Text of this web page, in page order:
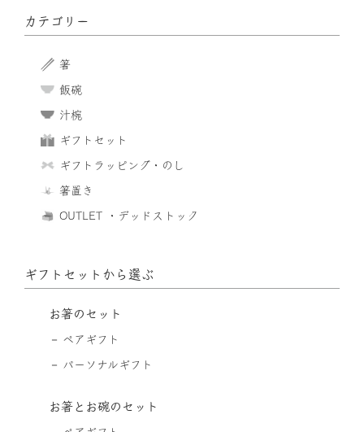
カテゴリー
箸
飯碗
汁椀
ギフトセット
ギフトラッピング・のし
箸置き
OUTLET ・デッドストック
ギフトセットから選ぶ
お箸のセット
ペアギフト
パーソナルギフト
お箸とお碗のセット